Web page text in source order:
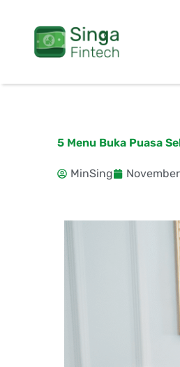
content
5 Menu Buka Puasa
MinSing